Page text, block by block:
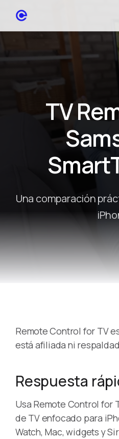
TV
Una comparación
Remote Control for TV
está afiliada ni
Respuesta
Usa Remote Control for
de TV enfocado para
Watch, Mac, widgets y